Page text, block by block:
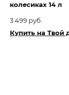
колесиках 14 л
3 499 руб.
Купить на Твой